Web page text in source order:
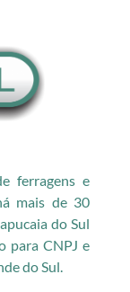
ferragens e
mais de 30
do Sul
para CNPJ e
do Sul.